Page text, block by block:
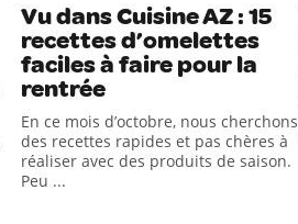
Vu dans Cuisine AZ : 15
recettes d’omelettes
faciles à faire pour la
rentrée
En ce mois d’octobre, nous cherchons
des recettes rapides et pas chères à
réaliser avec des produits de saison.
Peu ...